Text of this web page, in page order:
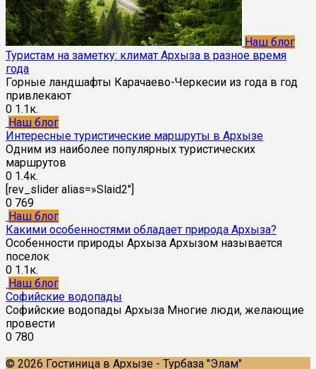
Наш блог
Туристам на заметку: климат Архыза в разное время
года
Горные ландшафты Карачаево-Черкесии из года в год
привлекают
0 1.1к.
Наш блог
Интересные туристические маршруты в Архызе
Одним из наиболее популярных туристических
маршрутов
0 1.4к.
[rev_slider alias=»Slaid2″]
0 769
Наш блог
Какими особенностями обладает природа Архыза?
Особенности природы Архыза Архызом называется
поселок
0 1.1к.
Наш блог
Софийские водопады
Софийские водопады Архыза Многие люди, желающие
провести
0 780
© 2026 Гостиница в Архызе - Турбаза "Элам"